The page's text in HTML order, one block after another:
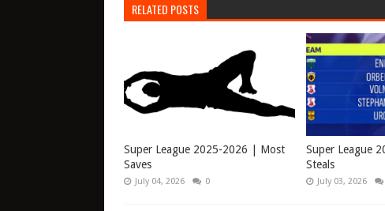
RELATED POSTS
Super League 2025-2026 | Most
Saves
July 04, 2026 0
Super League
Steals
July 03, 2026